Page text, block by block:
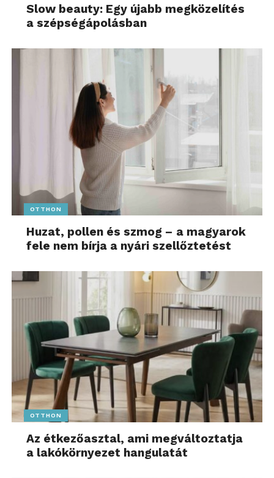
Slow beauty: Egy újabb megközelítés
a szépségápolásban
OTTHON
Huzat, pollen és szmog – a magyarok
fele nem bírja a nyári szellőztetést
OTTHON
Az étkezőasztal, ami megváltoztatja
a lakókörnyezet hangulatát